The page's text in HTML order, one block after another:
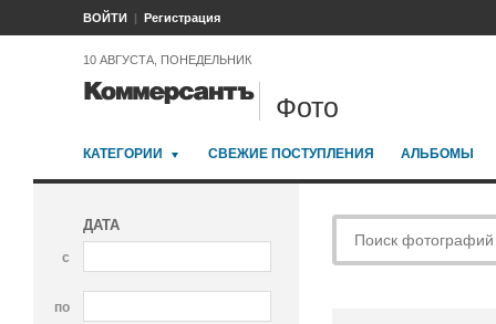
ВОЙТИ Регистрация
10 АВГУСТА, ПОНЕДЕЛЬНИК
Фото
КАТЕГОРИИ СВЕЖИЕ ПОСТУПЛЕНИЯ АЛЬБОМЫ
ДАТА
с
по